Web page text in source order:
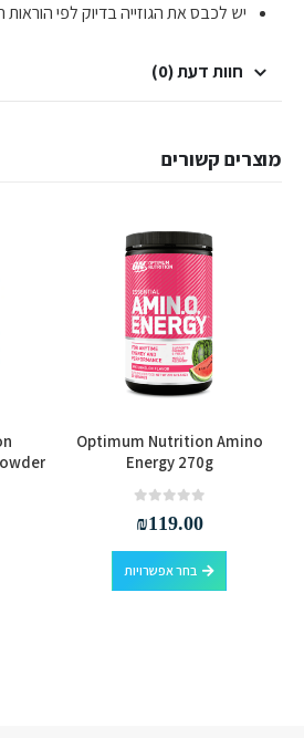
יש לכבס את הגוזייה בדיוק לפי
חוות דעת (0)
מוצרים קשורים
Optimum Nutrition Amino
Energy 270g
₪119.00
בחר אפשרויות
למוצר זה יש מספר סוגים. ניתן לבחור את האפשרויות בעמוד המוצר